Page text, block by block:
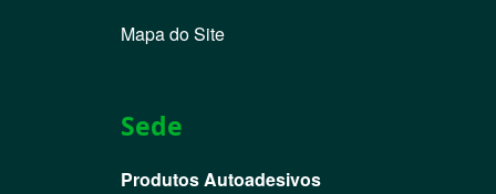
Mapa do Site
Sede
Produtos Autoadesivos